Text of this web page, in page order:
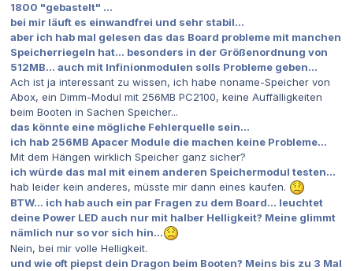
1800 "gebastelt" ...
bei mir läuft es einwandfrei und sehr stabil...
aber ich hab mal gelesen das das Board probleme mit manchen
Speicherriegeln hat... besonders in der Größenordnung von
512MB... auch mit Infinionmodulen solls Probleme geben...
Ach ist ja interessant zu wissen, ich habe noname-Speicher von
Abox, ein Dimm-Modul mit 256MB PC2100, keine Auffälligkeiten
beim Booten in Sachen Speicher...
das könnte eine mögliche Fehlerquelle sein...
ich hab 256MB Apacer Module die machen keine Probleme...
Mit dem Hängen wirklich Speicher ganz sicher?
ich würde das mal mit einem anderen Speichermodul testen...
hab leider kein anderes, müsste mir dann eines kaufen.
BTW... ich hab auch ein par Fragen zu dem Board... leuchtet
deine Power LED auch nur mit halber Helligkeit? Meine glimmt
nämlich nur so vor sich hin...
Nein, bei mir volle Helligkeit.
und wie oft piepst dein Dragon beim Booten? Meins bis zu 3 Mal